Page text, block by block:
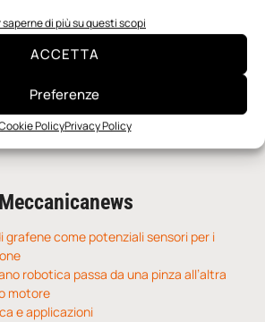
saperne di più su questi scopi
ACCETTA
Preferenze
PolicyPrivacy Policy
n.4 - Maggio 2026
grafene come potenziali sensori per i
robotica passa da una pinza all’altra
motore
e applicazioni